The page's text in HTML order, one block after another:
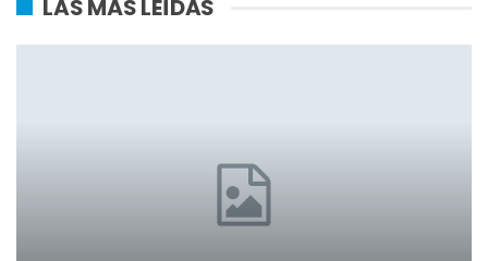
LAS MÁS LEÍDAS